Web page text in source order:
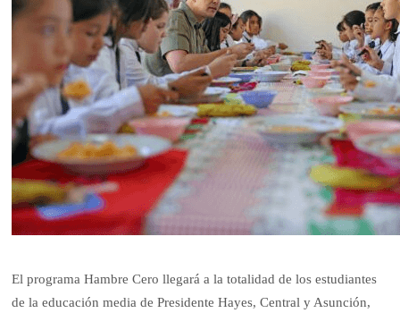
El programa Hambre Cero llegará a la totalidad de los estudiantes
de la educación media de Presidente Hayes, Central y Asunción,